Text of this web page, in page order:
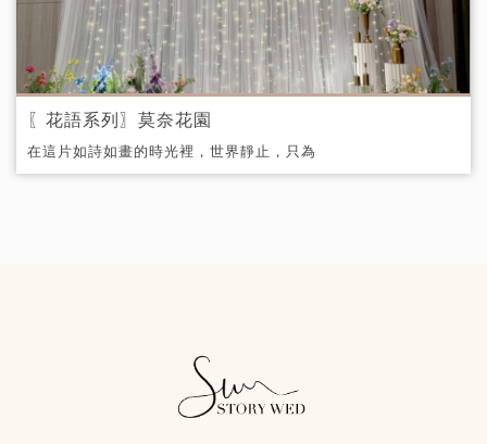
〖花語系列〗莫奈花園
​在這片如詩如畫的時光裡，世界靜止，只為
愛停留。